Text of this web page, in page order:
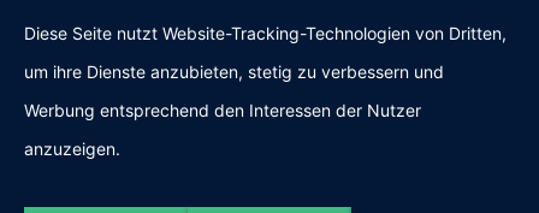
Diese Seite nutzt Website-Tracking-Technologien von Dritten,
um ihre Dienste anzubieten, stetig zu verbessern und
Werbung entsprechend den Interessen der Nutzer
anzuzeigen.